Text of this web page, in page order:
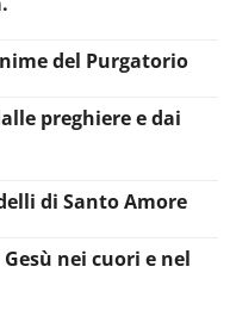
del Purgatorio
preghiere e dai
di Santo Amore
nei cuori e nel